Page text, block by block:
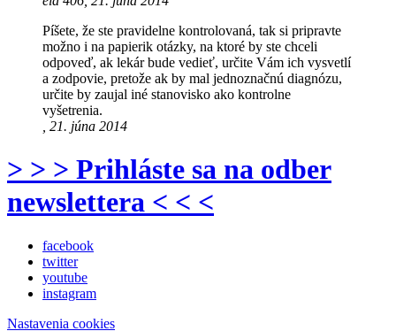
Píšete, že ste pravidelne kontrolovaná, tak si pripravte
možno i na papierik otázky, na ktoré by ste chceli
odpoveď, ak lekár bude vedieť, určite Vám ich vysvetlí
a zodpovie, pretože ak by mal jednoznačnú diagnózu,
určite by zaujal iné stanovisko ako kontrolne
vyšetrenia.
, 21. júna 2014
> > > Prihláste sa na odber
newslettera < < <
facebook
twitter
youtube
instagram
Nastavenia cookies